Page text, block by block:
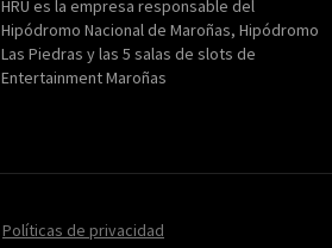
HRU es la empresa responsable del
Hipódromo Nacional de Maroñas, Hipódromo
Las Piedras y las 5 salas de slots de
Entertainment Maroñas
Políticas de privacidad